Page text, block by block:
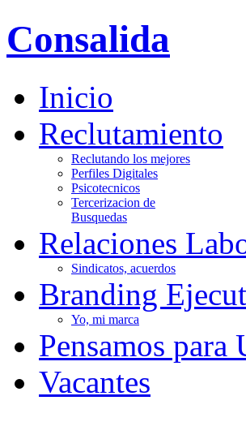
Consalida
Inicio
Reclutamiento
Reclutando los mejores
Perfiles Digitales
Psicotecnicos
Tercerizacion de
Busquedas
Relaciones
Sindicatos, acuerdos
Branding
Yo, mi marca
Pensamos para
Vacantes